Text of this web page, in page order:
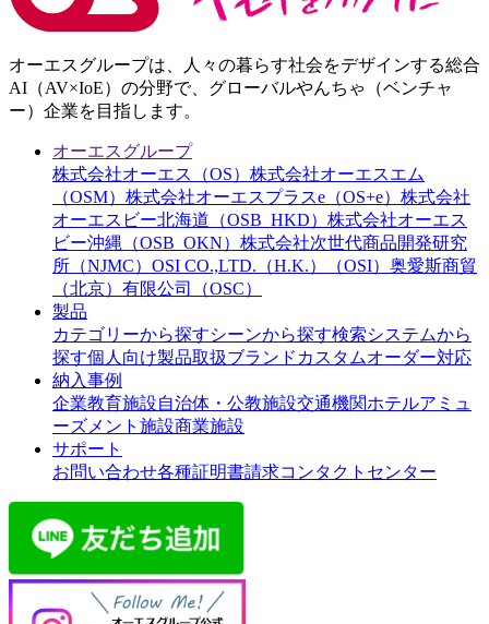
オーエスグループは、人々の暮らす社会をデザインする総合
AI（AV×IoE）の分野で、グローバルやんちゃ（ベンチャ
ー）企業を目指します。
オーエスグループ
株式会社オーエス（OS） 株式会社オーエスエム
（OSM） 株式会社オーエスプラスe（OS+e） 株式会社
オーエスビー北海道（OSB_HKD） 株式会社オーエス
ビー沖縄（OSB_OKN） 株式会社次世代商品開発研究
所（NJMC） OSI CO.,LTD.（H.K.）（OSI） 奥愛斯商貿
（北京）有限公司（OSC）
製品
カテゴリーから探すシーンから探す検索システムから
探す個人向け製品取扱ブランド カスタムオーダー対応
納入事例
企業教育施設自治体・公教施設交通機関ホテルアミュ
ーズメント施設商業施設
サポート
お問い合わせ各種証明書請求コンタクトセンター